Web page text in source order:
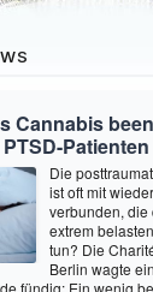
Cannabis
Patienten
Die
ist oft mit
verbunden, die
extrem
tun? Die
Berlin wagte
fündig: Ein wenig